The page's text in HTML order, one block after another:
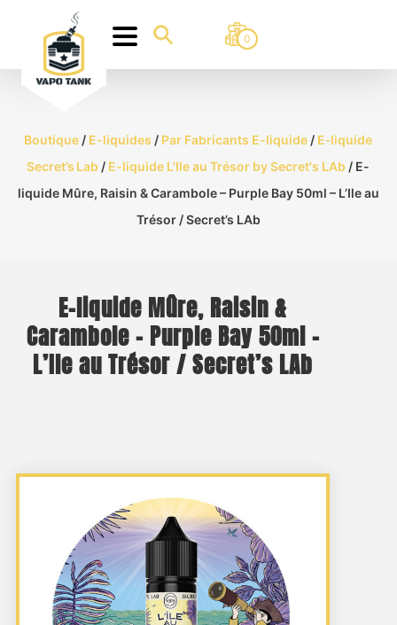
0
Boutique / E-liquides / Par Fabricants E-liquide / E‑liquide
Secret’s Lab / E-liquide L'Ile au Trésor by Secret's LAb / E-
liquide Mûre, Raisin & Carambole – Purple Bay 50ml – L’Ile au
Trésor / Secret’s LAb
E-liquide Mûre, Raisin &
Carambole – Purple Bay 50ml –
L’Ile au Trésor / Secret’s LAb